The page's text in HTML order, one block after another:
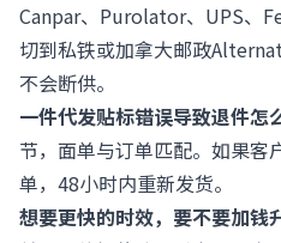
Canpar、Purolator、UPS、
切到私铁或加拿大邮政
不会断供。
一件代发贴标错误导致退件怎
节，面单与订单匹配。如果客
单，48小时内重新发货。
想要更快的时效，要不要加钱